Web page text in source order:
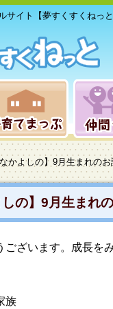
サイト【夢すくすくねっ
かよしの】9月生まれのお
しの】9月生まれ
ございます。成長を
族